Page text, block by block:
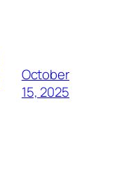
October
15, 2025